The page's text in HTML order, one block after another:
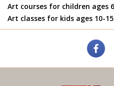
Art courses for children ages
Art classes for kids ages 10-15